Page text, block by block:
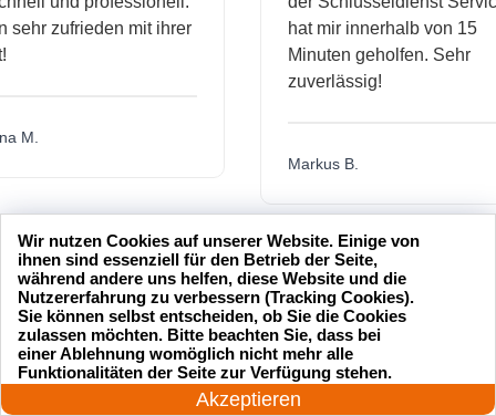
zufrieden mit ihrer
hat mir innerhalb von 15
Minuten geholfen. Sehr
zuverlässig!
Markus B.
hat
Sehr guter Service! Der
Schlüsseldienst war freundlich
und hat mir schnell geholfen,
als ich meine Schlüssel
verloren hatte.
24 Stunden am Tag
Akzeptieren
Wir nutzen Cookies auf unserer Website. Einige von
ihnen sind essenziell für den Betrieb der Seite,
während andere uns helfen, diese Website und die
Nutzererfahrung zu verbessern (Tracking Cookies).
Sie können selbst entscheiden, ob Sie die Cookies
zulassen möchten. Bitte beachten Sie, dass bei
einer Ablehnung womöglich nicht mehr alle
Funktionalitäten der Seite zur Verfügung stehen.